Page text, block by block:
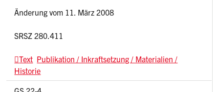
Änderung vom 11. März 2008
SRSZ 280.411
Text Publikation / Inkraftsetzung / Materialien /
Historie